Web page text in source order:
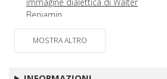
Benjamin
L'intima relazione : note sul Diario di
Etty Hillesum
MOSTRA ALTRO